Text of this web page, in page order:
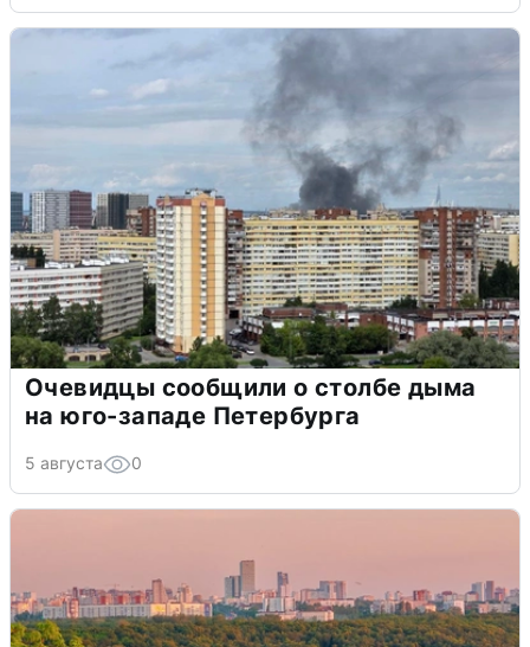
Очевидцы сообщили о столбе дыма
на юго-западе Петербурга
5 августа 0